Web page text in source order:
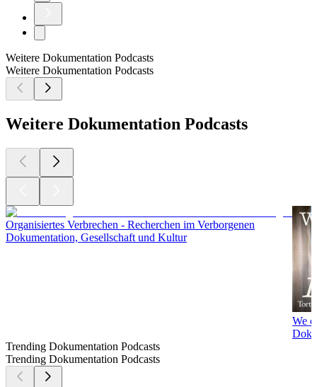
Weitere Dokumentation Podcasts
Weitere Dokumentation Podcasts
Weitere Dokumentation Podcasts
Organisiertes Verbrechen - Recherchen im Verborgenen
Dokumentation, Gesellschaft und Kultur
We
Trending Dokumentation Podcasts
Trending Dokumentation Podcasts